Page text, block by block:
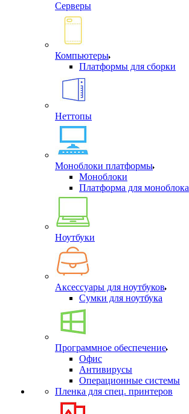
Серверы
Компьютеры
Платформы для сборки
Неттопы
Моноблоки платформы
Моноблоки
Платформа для моноблока
Ноутбуки
Аксессуары для ноутбуков
Сумки для ноутбука
Программное обеспечение
Офис
Антивирусы
Операционные системы
Пленка для спец. принтеров